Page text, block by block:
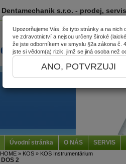
Dentamechanik s.r.o. - prodej,
Úvodní stránka O NÁS SERVIS
HOME » KOS » KOS Instrumentárium
DOS 2
Upozorňujeme Vás, že tyto stránky a na
ve zdravotnictví a nejsou určeny široké
že jste odborníkem ve smyslu §2a zákona č.
jste si vědom(a) rizik, jimž se jiná osoba než
ANO, POTVRZUJI